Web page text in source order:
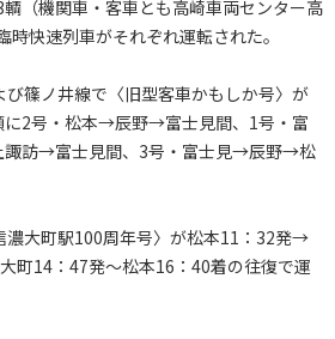
（機関車・客車とも高崎車両センター高
快速列車がそれぞれ運転された。
篠ノ井線で〈旧型客車かもしか号〉が
に2号・松本→辰野→富士見間、1号・富
諏訪→富士見間、3号・富士見→辰野→松
大町駅100周年号〉が松本11：32発→
町14：47発～松本16：40着の往復で運